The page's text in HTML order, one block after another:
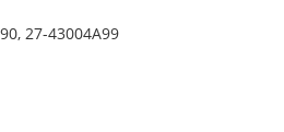
27-43004A99